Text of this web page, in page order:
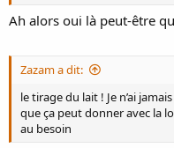
Ah alors oui là peut-être
Zazam a dit:
le tirage du lait ! Je n’ai
que ça peut donner avec la
au besoin